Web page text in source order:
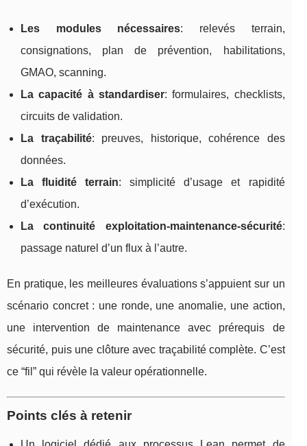
Les modules nécessaires: relevés terrain,
consignations, plan de prévention, habilitations,
GMAO, scanning.
La capacité à standardiser: formulaires, checklists,
circuits de validation.
La traçabilité: preuves, historique, cohérence des
données.
La fluidité terrain: simplicité d’usage et rapidité
d’exécution.
La continuité exploitation-maintenance-sécurité:
passage naturel d’un flux à l’autre.
En pratique, les meilleures évaluations s’appuient sur un
scénario concret : une ronde, une anomalie, une action,
une intervention de maintenance avec prérequis de
sécurité, puis une clôture avec traçabilité complète. C’est
ce “fil” qui révèle la valeur opérationnelle.
Points clés à retenir